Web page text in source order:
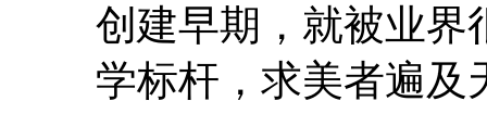
创建早期，就被业界
学标杆，求美者遍及